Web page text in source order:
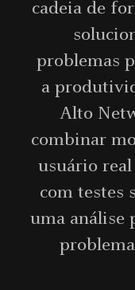
cadeia de
problemas
a
Alto
combinar
usuário real
com testes
uma análise